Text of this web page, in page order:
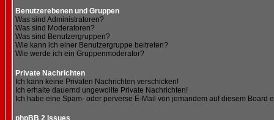
Benutzerebenen und Gruppen
Was sind Administratoren?
Was sind Moderatoren?
Was sind Benutzergruppen?
Wie kann ich einer Benutzergruppe beitreten?
Wie werde ich ein Gruppenmoderator?
Private Nachrichten
Ich kann keine Privaten Nachrichten verschicken!
Ich erhalte dauernd ungewollte Private Nachrichten!
Ich habe eine Spam- oder perverse E-Mail von jemandem auf diesem Board
phpBB 2 Issues